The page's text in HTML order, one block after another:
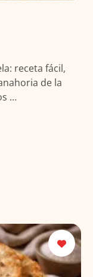
receta fácil,
de la
…